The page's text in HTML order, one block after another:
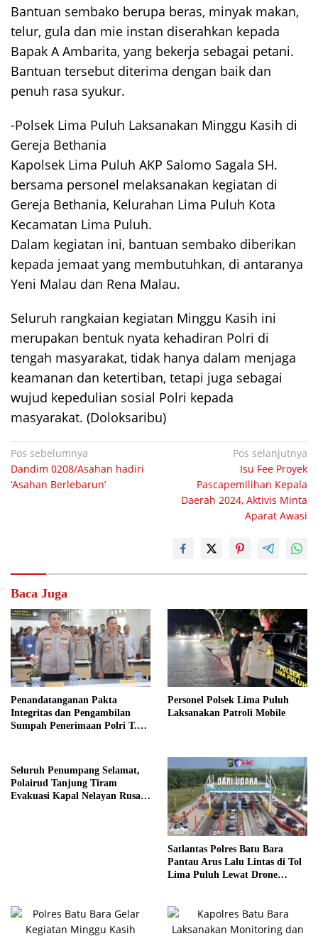
Bantuan sembako berupa beras, minyak makan,
telur, gula dan mie instan diserahkan kepada
Bapak A Ambarita, yang bekerja sebagai petani.
Bantuan tersebut diterima dengan baik dan
penuh rasa syukur.
-Polsek Lima Puluh Laksanakan Minggu Kasih di
Gereja Bethania
Kapolsek Lima Puluh AKP Salomo Sagala SH.
bersama personel melaksanakan kegiatan di
Gereja Bethania, Kelurahan Lima Puluh Kota
Kecamatan Lima Puluh.
Dalam kegiatan ini, bantuan sembako diberikan
kepada jemaat yang membutuhkan, di antaranya
Yeni Malau dan Rena Malau.
Seluruh rangkaian kegiatan Minggu Kasih ini
merupakan bentuk nyata kehadiran Polri di
tengah masyarakat, tidak hanya dalam menjaga
keamanan dan ketertiban, tetapi juga sebagai
wujud kepedulian sosial Polri kepada
masyarakat. (Doloksaribu)
Navigasi
pos
Pos sebelumnya
Dandim 0208/Asahan hadiri
‘Asahan Berlebarun’
Pos selanjutnya
Isu Fee Proyek
Pascapemilihan Kepala
Daerah 2024, Aktivis Minta
Aparat Awasi
Baca Juga
Penandatanganan Pakta
Integritas dan Pengambilan
Sumpah Penerimaan Polri T.A
Personel Polsek Lima Puluh
Laksanakan Patroli Mobile
Seluruh Penumpang Selamat,
Polairud Tanjung Tiram
Evakuasi Kapal Nelayan Rusak
Satlantas Polres Batu Bara
Pantau Arus Lalu Lintas di Tol
Lima Puluh Lewat Drone